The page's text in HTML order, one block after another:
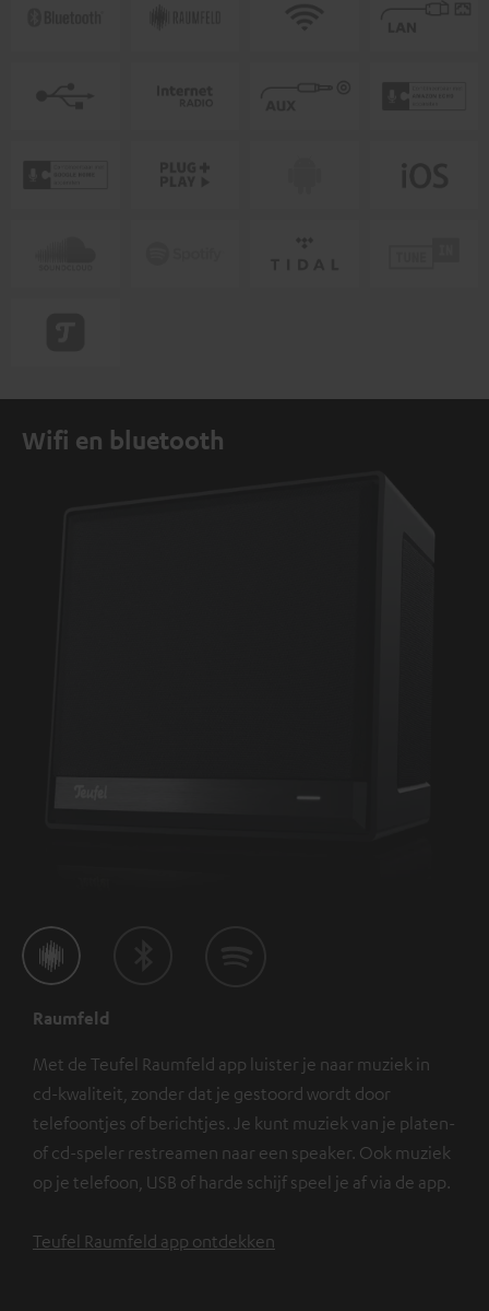
Wifi en bluetooth
Raumfeld
Met de Teufel Raumfeld app luister je naar muziek in
cd-kwaliteit, zonder dat je gestoord wordt door
telefoontjes of berichtjes. Je kunt muziek van je platen-
of cd-speler restreamen naar een speaker. Ook muziek
op je telefoon, USB of harde schijf speel je af via de app.
Teufel Raumfeld app ontdekken